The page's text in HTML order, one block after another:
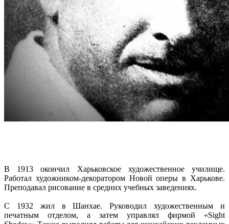
В 1913 окончил Харьковское художественное училище.
Работал художником-декоратором Новой оперы в Харькове.
Преподавал рисование в средних учебных заведениях.
С 1932 жил в Шанхае. Руководил художественным и
печатным отделом, а затем управлял фирмой «Sight